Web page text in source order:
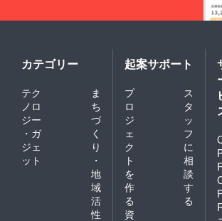
カテゴリー
テク
ノロ
ジー
・ガ
ジェ
ット
ま
ち
づ
く
り
・
地
域
活
性
起案サポート
プ
ロ
ジ
ェ
ク
ト
を
作
る
ス
タ
ッ
フ
に
相
談
す
る
資